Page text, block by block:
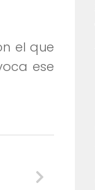
el que
ese